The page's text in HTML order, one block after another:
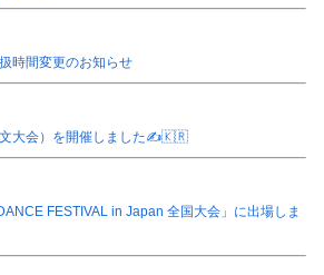
時間変更のお知らせ
文大会）を開催しました✍️🇰🇷
FESTIVAL in Japan 全国大会」に出場しま